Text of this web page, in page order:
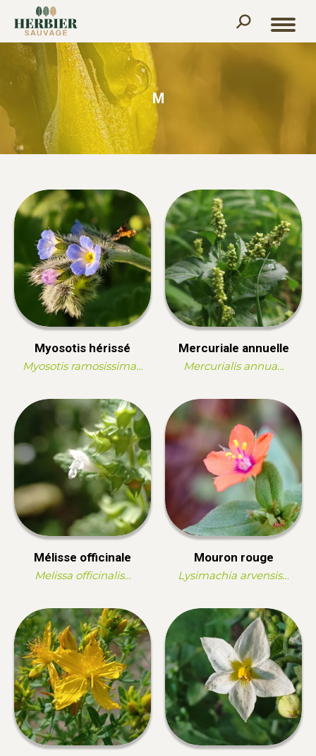
Recherche
:
M
Myosotis hérissé
Myosotis ramosissima…
Mercuriale annuelle
Mercurialis annua…
Mélisse officinale
Melissa officinalis…
Mouron rouge
Lysimachia arvensis…